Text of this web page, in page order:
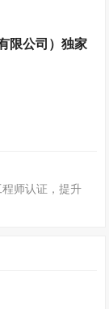
限公司）独家
师认证，提升